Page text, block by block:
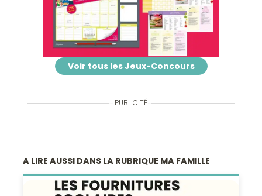
Voir tous les Jeux-Concours
PUBLICITÉ
A LIRE AUSSI DANS LA RUBRIQUE MA FAMILLE